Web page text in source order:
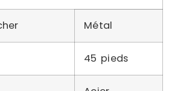
Métal
45 pieds